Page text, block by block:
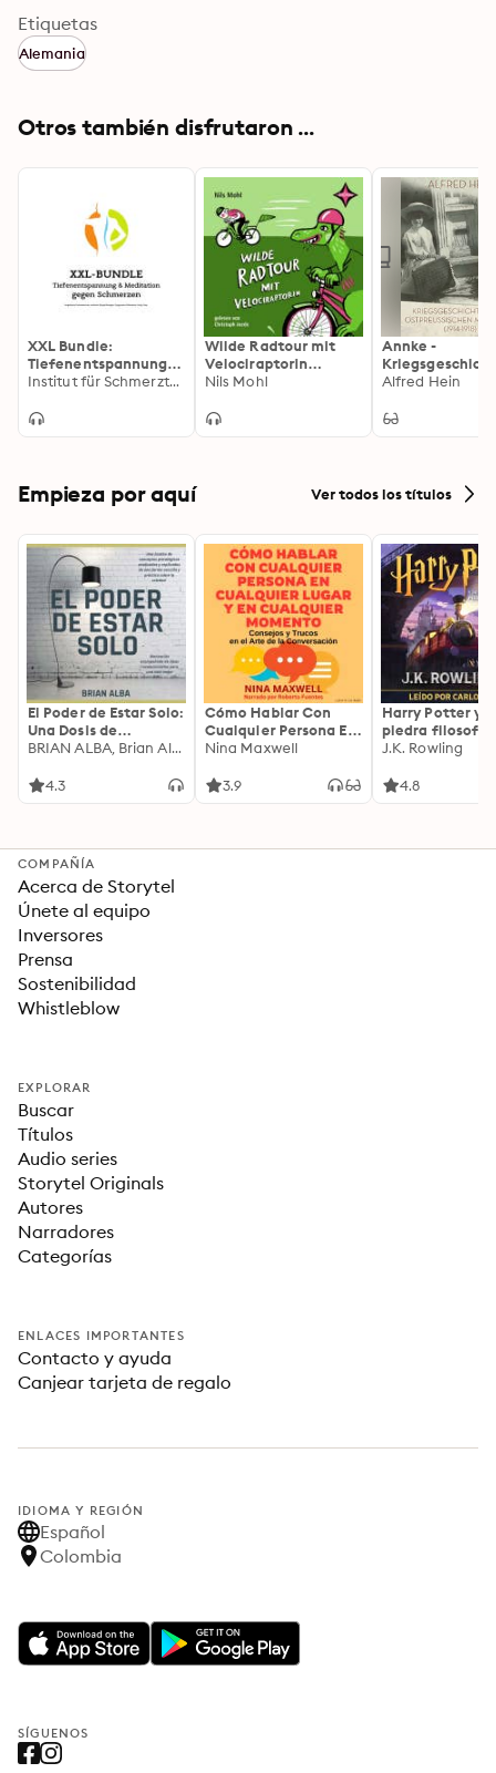
Etiquetas
Alemania
Otros también disfrutaron ...
XXL Bundle:
Tiefenentspannung &
Meditation gegen
Angeleitete
Progressive
Relaxation, Body
Institut für Schmerztherapie
Wilde Radtour mit
Velociraptorin
(ungekürzt)
Nils Mohl
Annke -
eines
Alfred Hein
Empieza por aquí Ver todos los títulos
El Poder de Estar Solo:
Una Dosis de
Motivación
Ideas Revolucionarias
BRIAN ALBA, Brian Alba
4.3
Cómo Hablar Con
Cualquier Persona En
Cualquier Lugar Y En
Nina Maxwell
3.9
Harry Potter y
piedra filosofal
J.K. Rowling
4.8
COMPAÑÍA
Acerca de Storytel
Únete al equipo
Inversores
Prensa
Sostenibilidad
Whistleblow
EXPLORAR
Buscar
Títulos
Audio series
Storytel Originals
Autores
Narradores
Categorías
ENLACES IMPORTANTES
Contacto y ayuda
Canjear tarjeta de regalo
IDIOMA Y REGIÓN
Español
Colombia
SÍGUENOS